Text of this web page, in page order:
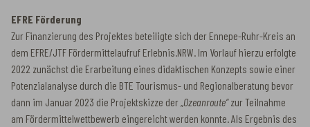
EFRE Förderung
Zur Finanzierung des Projektes beteiligte sich der Ennepe-Ruhr-Kreis an
dem EFRE/JTF Fördermittelaufruf Erlebnis.NRW. Im Vorlauf hierzu erfolgte
2022 zunächst die Erarbeitung eines didaktischen Konzepts sowie einer
Potenzialanalyse durch die BTE Tourismus- und Regionalberatung bevor
dann im Januar 2023 die Projektskizze der „ Ozeanroute“zur Teilnahme
am Fördermittelwettbewerb eingereicht werden konnte. Als Ergebnis des